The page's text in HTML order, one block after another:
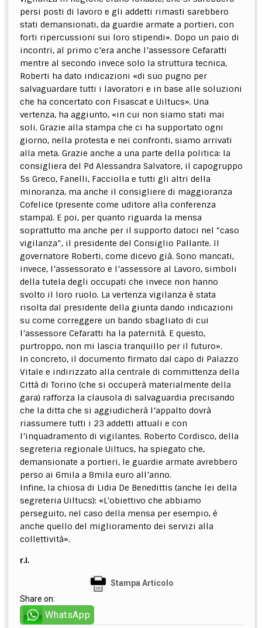
persi posti di lavoro e gli addetti rimasti sarebbero
stati demansionati, da guardie armate a portieri, con
forti ripercussioni sui loro stipendi». Dopo un paio di
incontri, al primo c’era anche l’assessore Cefaratti
mentre al secondo invece solo la struttura tecnica,
Roberti ha dato indicazioni «di suo pugno per
salvaguardare tutti i lavoratori e in base alle soluzioni
che ha concertato con Fisascat e Uiltucs». Una
vertenza, ha aggiunto, «in cui non siamo stati mai
soli. Grazie alla stampa che ci ha supportato ogni
giorno, nella protesta e nei confronti, siamo arrivati
alla meta. Grazie anche a una parte della politica: la
consigliera del Pd Alessandra Salvatore, il capogruppo
5s Greco, Fanelli, Facciolla e tutti gli altri della
minoranza, ma anche il consigliere di maggioranza
Cofelice (presente come uditore alla conferenza
stampa). E poi, per quanto riguarda la mensa
soprattutto ma anche per il supporto datoci nel “caso
vigilanza”, il presidente del Consiglio Pallante. Il
governatore Roberti, come dicevo già. Sono mancati,
invece, l’assessorato e l’assessore al Lavoro, simboli
della tutela degli occupati che invece non hanno
svolto il loro ruolo. La vertenza vigilanza è stata
risolta dal presidente della giunta dando indicazioni
su come correggere un bando sbagliato di cui
l’assessore Cefaratti ha la paternità. E questo,
purtroppo, non mi lascia tranquillo per il futuro».
In concreto, il documento firmato dal capo di Palazzo
Vitale e indirizzato alla centrale di committenza della
Città di Torino (che si occuperà materialmente della
gara) rafforza la clausola di salvaguardia precisando
che la ditta che si aggiudicherà l’appalto dovrà
riassumere tutti i 23 addetti attuali e con
l’inquadramento di vigilantes. Roberto Cordisco, della
segreteria regionale Uiltucs, ha spiegato che,
demansionate a portieri, le guardie armate avrebbero
perso ai 6mila a 8mila euro all’anno.
Infine, la chiosa di Lidia De Benedittis (anche lei della
segreteria Uiltucs): «L’obiettivo che abbiamo
perseguito, nel caso della mensa per esempio, è
anche quello del miglioramento dei servizi alla
collettività».
r.i.
Stampa Articolo
Share on:
WhatsApp